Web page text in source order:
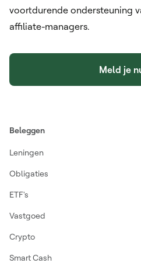
voortdurende ondersteuning
affiliate-managers.
Meld je
Beleggen
Leningen
Obligaties
ETF's
Vastgoed
Crypto
Smart Cash